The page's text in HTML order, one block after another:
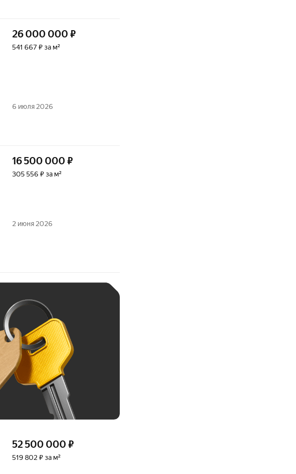
26 000 000 ₽
541 667 ₽ за м²
6 июля 2026
16 500 000 ₽
305 556 ₽ за м²
2 июня 2026
52 500 000 ₽
519 802 ₽ за м²